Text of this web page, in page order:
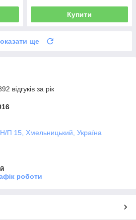
Купити
ще
відгуків за рік
П 15, Хмельницький, Україна
роботи